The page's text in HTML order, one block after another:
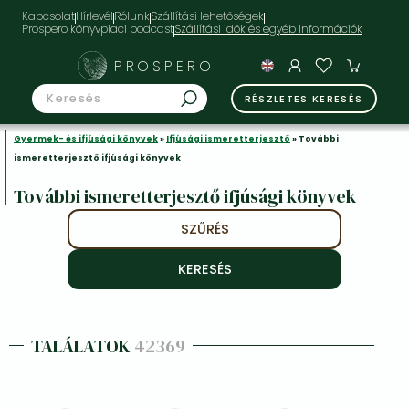
KapcsolatHírlevélRólunkSzállítási lehetőségek
Prospero könyvpiaci podcast
PROSPERO
RÉSZLETES KERESÉS
Gyermek- és ifjúsági könyvek» Ifjúsági ismeretterjesztő » További
ismeretterjesztő ifjúsági könyvek
További ismeretterjesztő ifjúsági könyvek
SZŰRÉS
TALÁLATOK42369